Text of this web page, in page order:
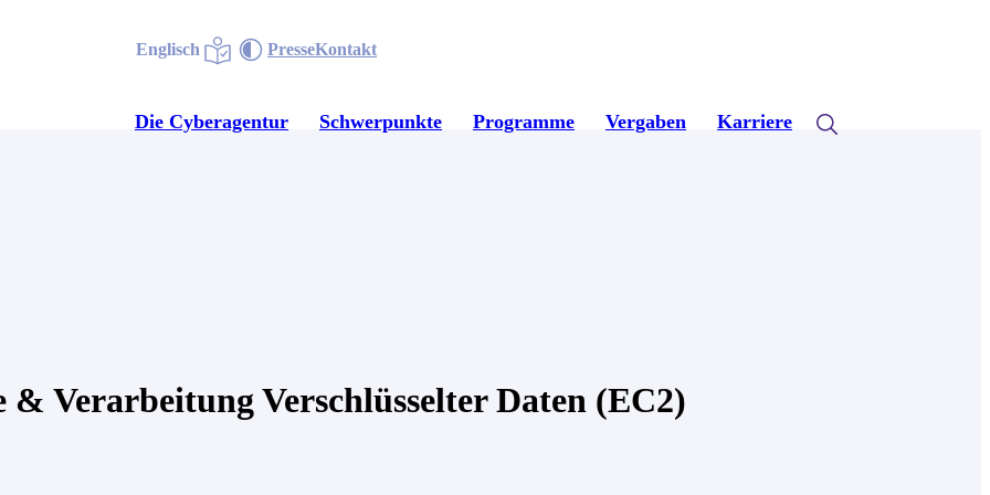
Englisch PresseKontakt
Die Cyberagentur Schwerpunkte Programme Vergaben Karriere
Verar­beitung Verschlüs­selter Daten (EC2)